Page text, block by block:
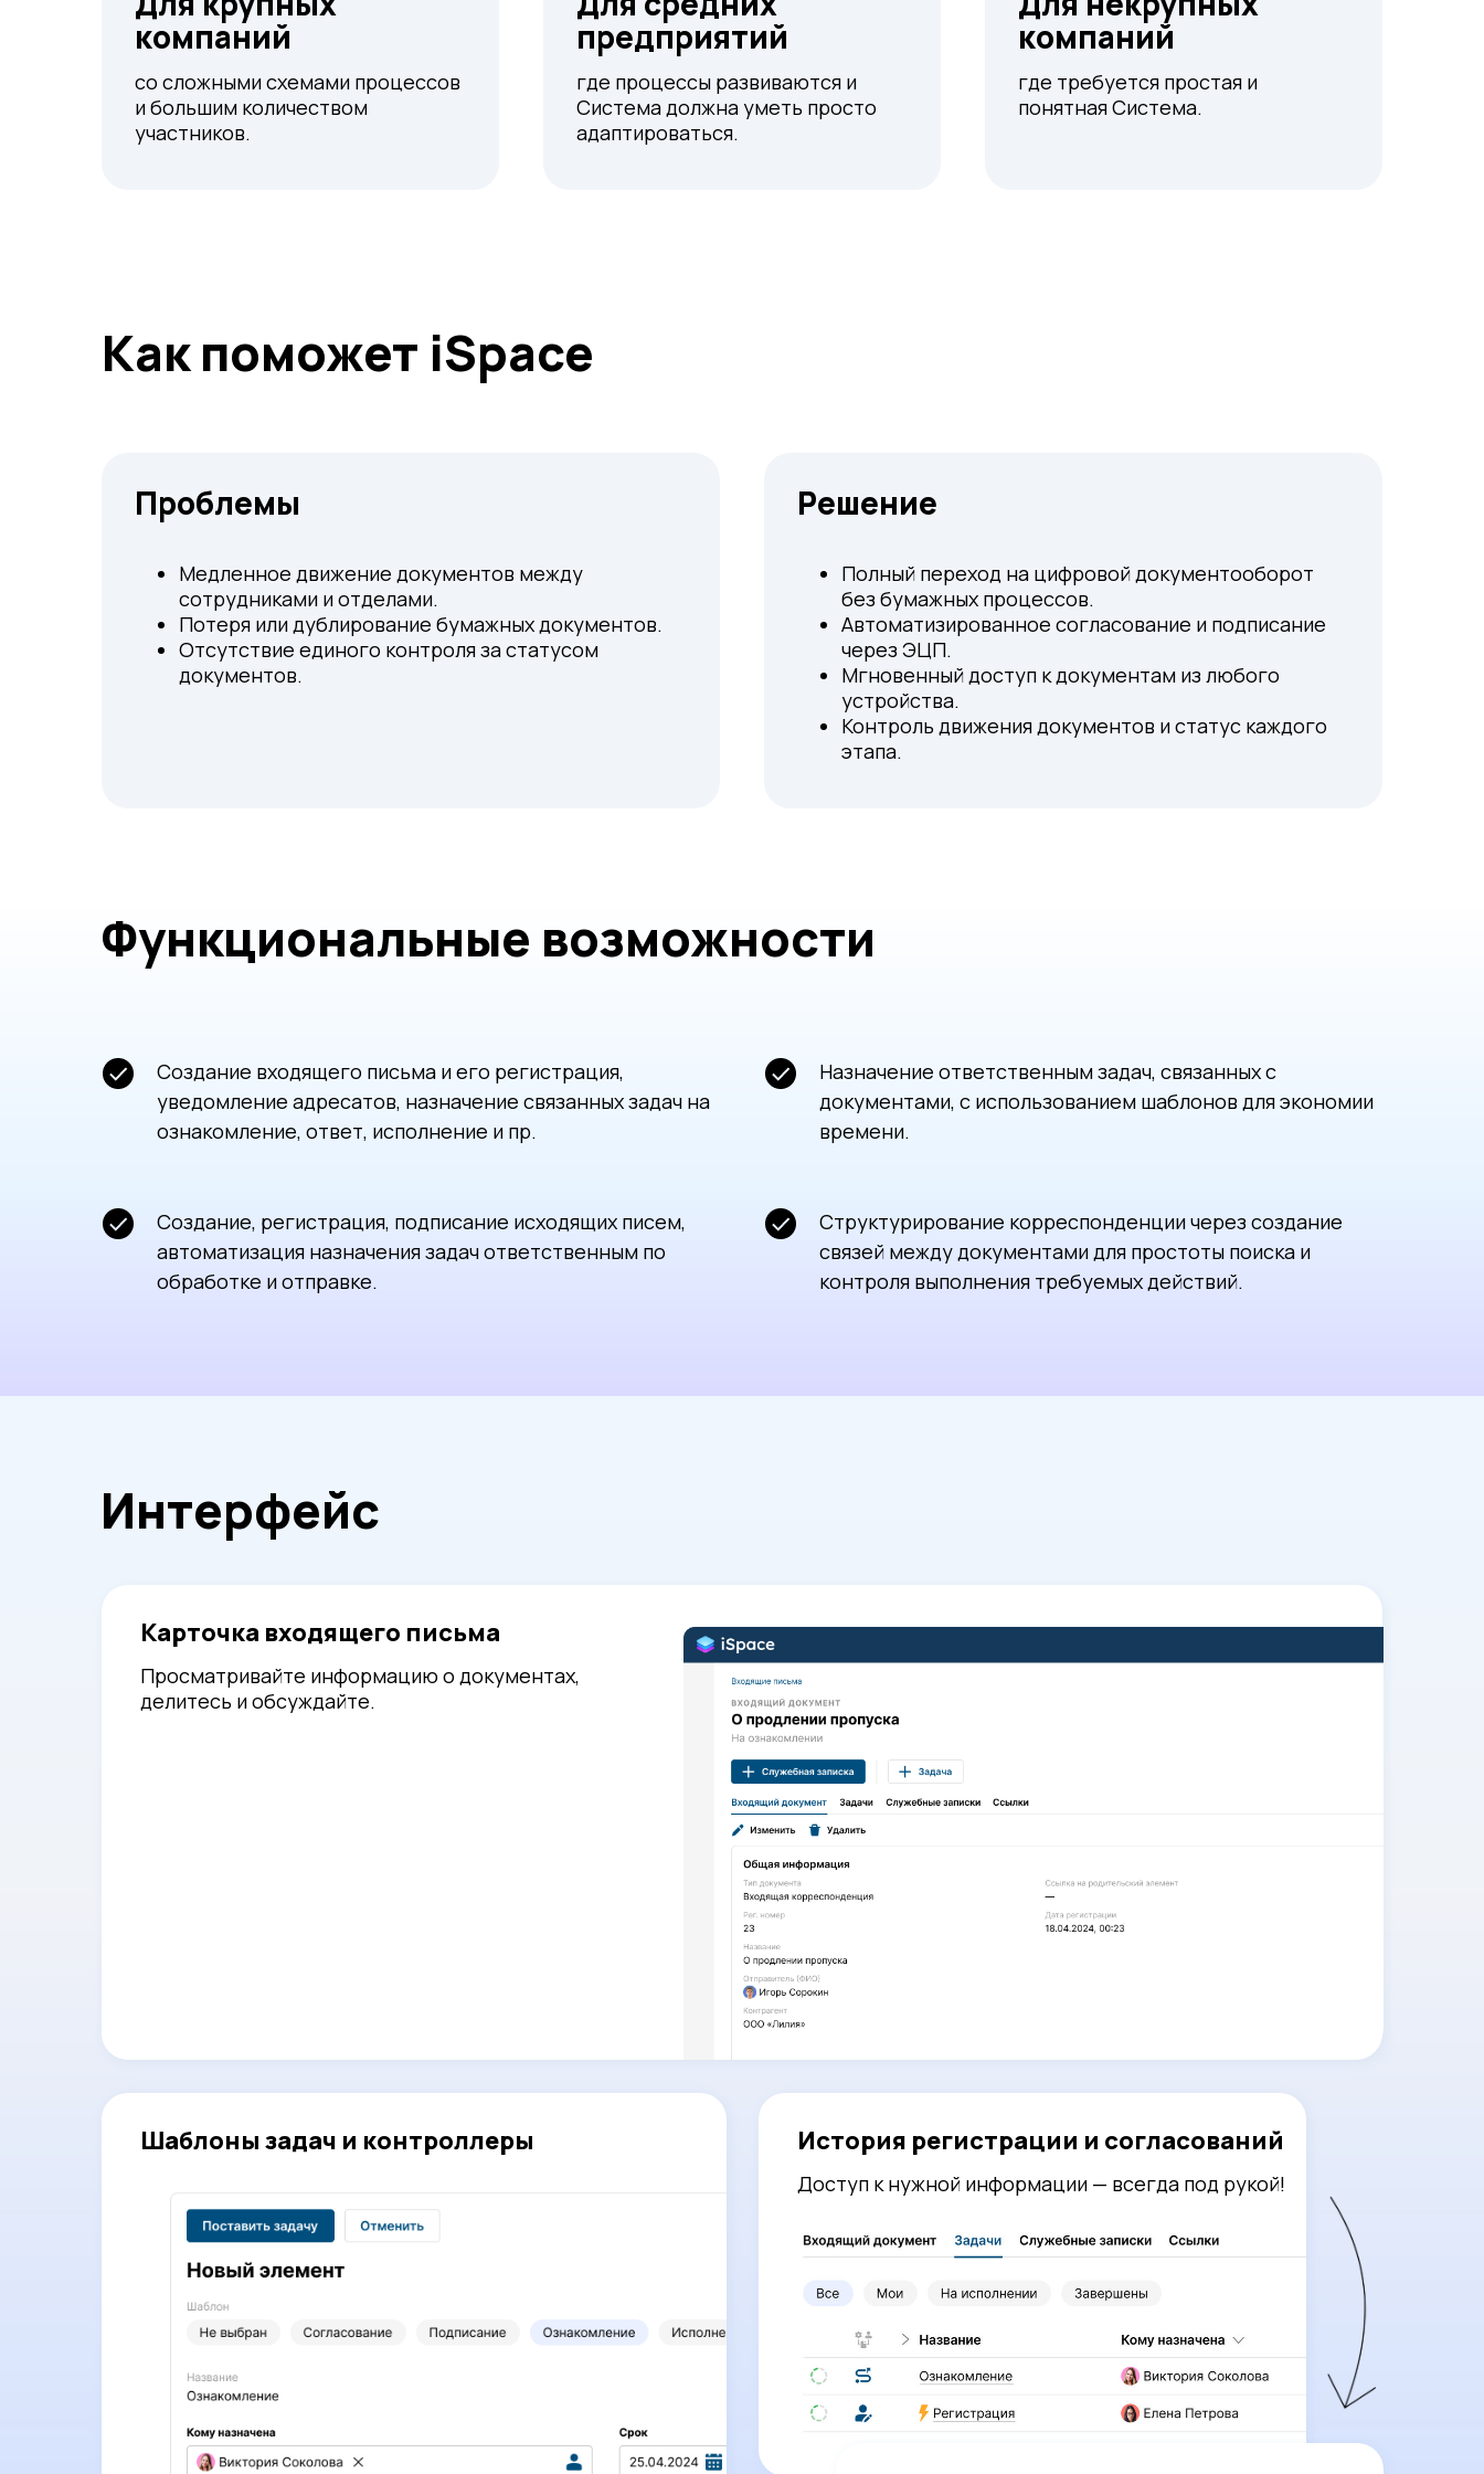
компаний
со сложными схемами процессов
и большим количеством
участников.
предприятий
где процессы развиваются и
Система должна уметь просто
адаптироваться.
компаний
где требуется простая и
понятная Система.
Как поможет iSpace
Проблемы
Медленное движение документов между
сотрудниками и отделами.
Потеря или дублирование бумажных документов.
Отсутствие единого контроля за статусом
документов.
Решение
Полный переход на цифровой документооборот
без бумажных процессов.
Автоматизированное согласование и подписание
через ЭЦП.
Мгновенный доступ к документам из любого
устройства.
Контроль движения документов и статус каждого
этапа.
Функциональные возможности
Создание входящего письма и его регистрация,
уведомление адресатов, назначение связанных задач на
ознакомление, ответ, исполнение и пр.
Назначение ответственным задач, связанных с
документами, с использованием шаблонов для экономии
времени.
Создание, регистрация, подписание исходящих писем,
автоматизация назначения задач ответственным по
обработке и отправке.
Структурирование корреспонденции через создание
связей между документами для простоты поиска и
контроля выполнения требуемых действий.
Просматривайте информацию о документах,
делитесь и обсуждайте.
Карточка входящего письма
История регистрации и согласований
Доступ к нужной информации — всегда под рукой!
Интерфейс
Шаблоны задач и контроллеры